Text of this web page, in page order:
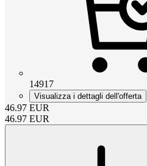
14917
Visualizza i dettagli dell'offerta
46.97 EUR
46.97 EUR